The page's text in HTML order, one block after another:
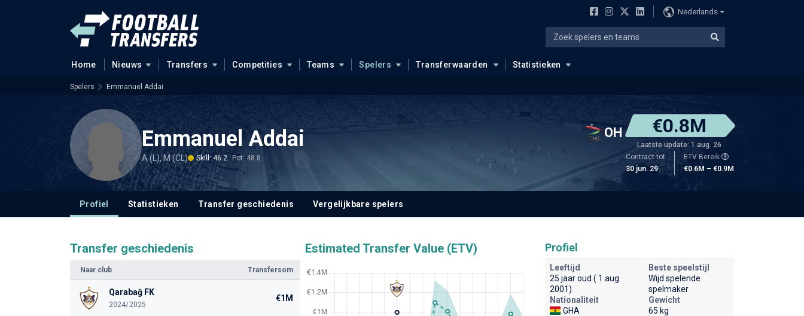
Nederlands
Home Nieuws Transfers Competities Teams Spelers Transferwaarden Statistieken
Spelers Emmanuel Addai
Emmanuel Addai
A (L), M (CL) Skill: 46.2 Pot: 48.8
OH €0.8M
Laatste update: 1 aug. 26
Contract tot
30 jun. 29
ETV Bereik
€0.6M – €0.9M
Profiel Statistieken Transfer geschiedenis Vergelijkbare spelers
Transfer geschiedenis
Naar club Transfersom
Qarabağ FK
2024/2025
€1M
Estimated Transfer Value (ETV) Profiel
Leeftijd
25 jaar oud ( 1 aug.
2001)
Beste speelstijl
Wijd spelende
spelmaker
Nationaliteit
GHA
Gewicht
65 kg